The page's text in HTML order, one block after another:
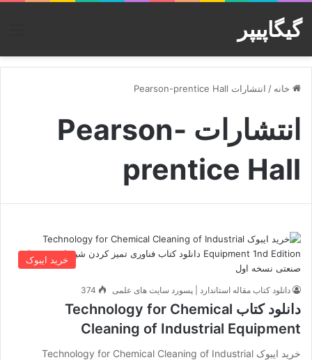
گیگاپیپر
خانه / انتشارات Pearson-prentice Hall
انتشارات Pearson-
prentice Hall
خرید ایبوک
دانلود کتاب مقاله استاندارد | پسورد سایت های علمی 374
دانلود کتاب Technology for Chemical
Cleaning of Industrial Equipment
خرید ایبوک Technology for Chemical Cleaning of Industrial